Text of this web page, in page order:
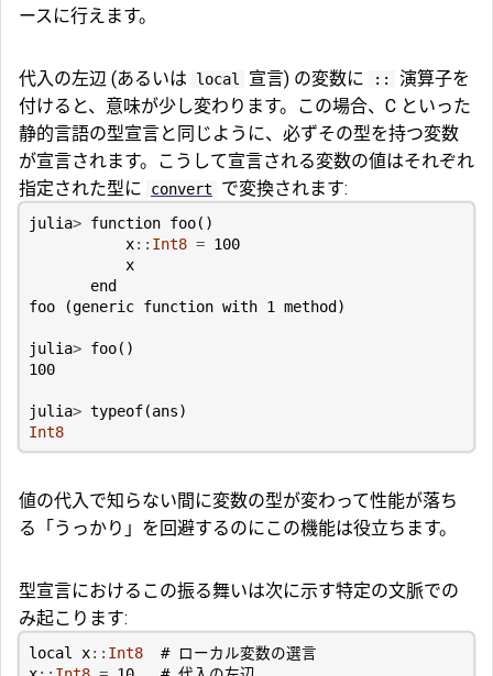
ースに行えます。
代入の左辺 (あるいは local 宣言) の変数に ::
演算子を
付けると、意味が少し変わります。この場合、C といった
静的言語の型宣言と同じように、必ずその型を持つ変数
が宣言されます。こうして宣言される変数の値はそれぞれ
指定された型に
convert で変換されます:
julia> function foo()
x:: Int8 = 100
x
end
foo
(generic function with 1 method)
julia> foo()
100
julia> typeof(ans)
Int8
値の代入で知らない間に変数の型が変わって性能が落ち
る「うっかり」を回避するのにこの機能は役立ちます。
型宣言におけるこの振る舞いは次に示す特定の文脈での
み起こります:
local x:: Int8
# ローカル変数の選言